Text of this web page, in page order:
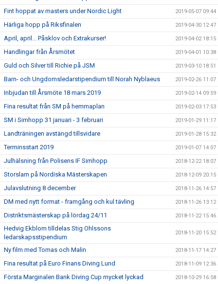
Fint hoppat av masters under Nordic Light 2019-05-07 09:44
Härliga hopp på Riksfinalen 2019-04-30 12:47
April, april... Påsklov och Extrakurser! 2019-04-02 18:15
Handlingar från Årsmötet 2019-04-01 10:38
Guld och Silver till Richie på JSM 2019-03-10 18:51
Barn- och Ungdomsledarstipendium till Norah Nyblaeus 2019-02-26 11:07
Inbjudan till Årsmöte 18 mars 2019 2019-02-14 09:59
Fina resultat från SM på hemmaplan 2019-02-03 17:53
SM i Simhopp 31 januari - 3 februari 2019-01-29 11:17
Landträningen avstängd tillsvidare 2019-01-28 15:32
Terminsstart 2019 2019-01-07 14:07
Julhälsning från Polisens IF Simhopp 2018-12-22 18:07
Storslam på Nordiska Mästerskapen 2018-12-09 20:15
Julavslutning 8 december 2018-11-26 14:57
DM med nytt format - framgång och kul tävling 2018-11-26 13:12
Distriktsmästerskap på lördag 24/11 2018-11-22 15:46
Hedvig Ekblom tilldelas Stig Ohlssons
ledarskapsstipendium
2018-11-20 15:52
Ny film med Tomas och Malin 2018-11-17 14:27
Fina resultat på Euro Finans Diving Lund 2018-11-09 12:36
Första Marginalen Bank Diving Cup mycket lyckad 2018-10-29 16:58